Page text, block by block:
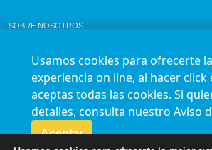
SOBRE NOSOTROS
AVISO DE PRIVACIDAD
Horario de atención para citas e
Lunes a sábado de 7:00am a
Agenda en línea
24/7 aquí
Usamos cookies para ofrecerte
experiencia on line, al hacer click
aceptas todas las cookies. Si
detalles, consulta nuestro Aviso
Aceptar